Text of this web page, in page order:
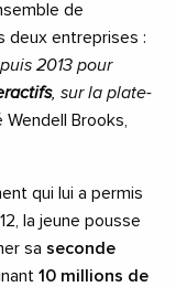
de
deux entreprises :
2013 pour
, sur la plate-
Wendell Brooks,
qui lui a permis
la jeune pousse
sa seconde
10 millions de